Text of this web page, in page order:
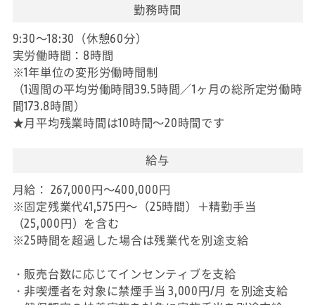
勤務時間
9:30～18:30（休憩60分）
実労働時間：8時間
※1年単位の変形労働時間制
（1週間の平均労働時間39.5時間／1ヶ月の総所定労働時
間173.8時間）
★月平均残業時間は10時間～20時間です
給与
月給： 267,000円～400,000円
※固定残業代41,575円～（25時間）＋精勤手当
（25,000円）を含む
※25時間を超過した場合は残業代を別途支給
・販売台数に応じてインセンティブを支給
・非喫煙者を対象に禁煙手当 3,000円/月 を別途支給